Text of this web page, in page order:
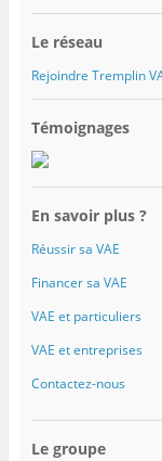
Le réseau
Rejoindre Tremplin
Témoignages
En savoir plus ?
Réussir sa VAE
Financer sa VAE
VAE et particuliers
VAE et entreprises
Contactez-nous
Le groupe